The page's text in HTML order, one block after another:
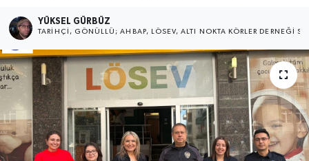
YÜKSEL GÜRBÜZ
TARIHÇI, GÖNÜLLÜ; AHBAP, LÖSEV, ALTI NOKTA KÖRLER DERNEĞI SA